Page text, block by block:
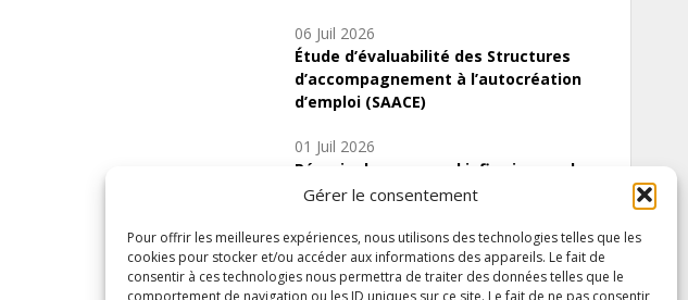
Gérer le consentement
Pour offrir les meilleures expériences, nous utilisons des technologies telles que les
cookies pour stocker et/ou accéder aux informations des appareils. Le fait de
consentir à ces technologies nous permettra de traiter des données telles que le
comportement de navigation ou les ID uniques sur ce site. Le fait de ne pas consentir
06 Juil 2026
Étude d’évaluabilité des Structures
d’accompagnement à l’autocréation
d’emploi (SAACE)
01 Juil 2026
Pénurie du personnel infirmier :quels
indicateurs d’offre de soins pour